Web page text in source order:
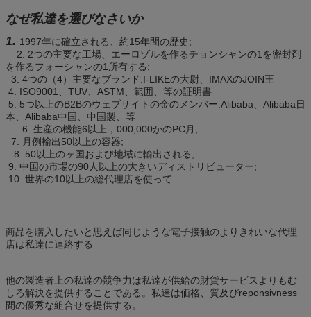
なぜ私達を選びなさいか
1. 1997年に確立される、約15年間の歴史;
2. 2つの主要な工場、エーロゾルを作るチョンシャンの1を密封剤
を作るフォーシャンの1所有する;
3. 4つの（4）主要なブランド:I-LIKEの大尉、IMAXのJOIN王
4. ISO9001、TUV、ASTM、範囲、等の証明書
5. 5つ以上のB2Bのウェブサイトの金のメンバー:Alibaba、Alibaba日
本、Alibaba中国、中国製、等
6. 生産の機能6以上，000,000かのPC月;
7. 月例輸出50以上の容器;
8. 50以上のヶ国および地域に輸出される;
9. 中国の市場の90人以上の大きいディストリビューター;
10. 世界の10以上の総代理店を使って
商品を購入したいと思えば同じような電子接触のよりきれいな代理
店は私達に連絡する
他の製造者上の私達の競争力は私達が供給の財貨サービスよりもむ
しろ解決を提供することである。私達は価格、質及びreponsivness
間の優秀な組合せを提供する。